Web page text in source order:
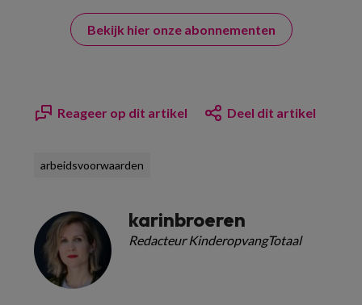
Bekijk hier onze abonnementen
Reageer op dit artikel Deel dit artikel
arbeidsvoorwaarden
karinbroeren
Redacteur KinderopvangTotaal